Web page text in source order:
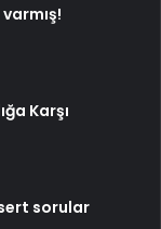
Karşı
sorular